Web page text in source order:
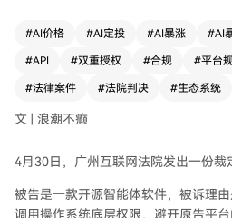
体绕过平台API直接操作页面，破坏
作平台不仅需要用户授权，还需获得
即“双重授权”原则。 文章指出，平台反对此类绕
平台审核与安全机制，将导致内容管
业竞争，更是法律责任问题。 以豆包手机为例，
其1.0版本曾尝试通过系统权限直接
p，但遭遇阻力；2.0版本则转向与
#AI价格 #AI定投 #AI暴涨 #AI
#API #双重授权 #合规 #平台
#法律案件 #法院判决 #生态系统
文 | 浪潮不癫
4月30日，广州互联网法院发出一份裁
被告是一款开源智能体软件，被诉理由
调用操作系统底层权限，避开原告平